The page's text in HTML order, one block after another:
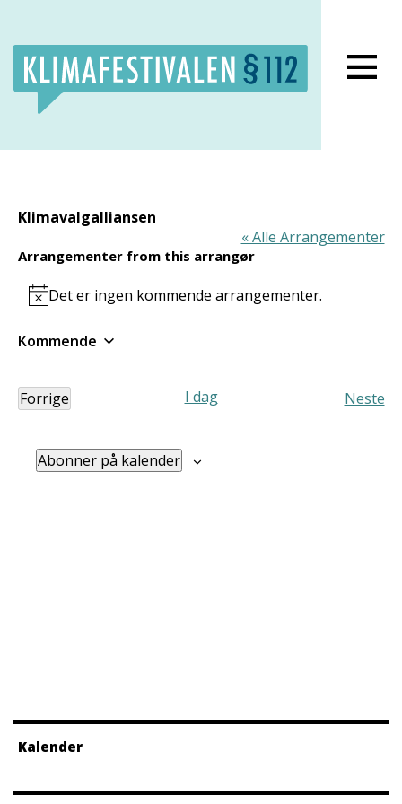
Lukk meny
Klimavalgalliansen
« Alle Arrangementer
Arrangementer from this arrangør
NoticeDet er ingen kommende arrangementer.
Kommende
Forrige
I dag
Neste
Abonner på kalender
Kalender